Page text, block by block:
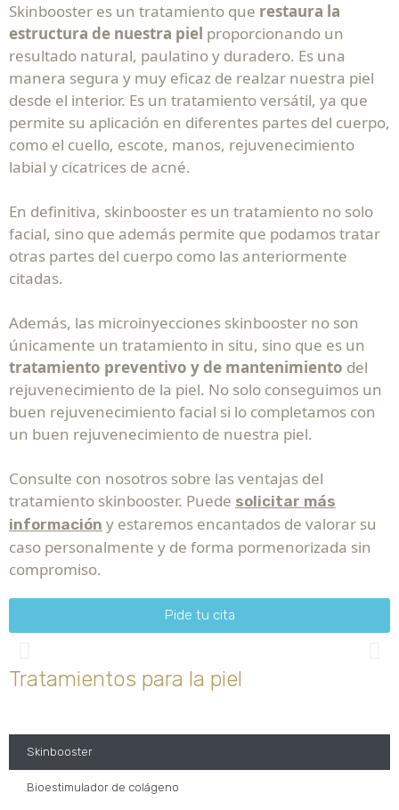
Skinbooster es un tratamiento que restaura la
estructura de nuestra piel proporcionando un
resultado natural, paulatino y duradero. Es una
manera segura y muy eficaz de realzar nuestra piel
desde el interior. Es un tratamiento versátil, ya que
permite su aplicación en diferentes partes del cuerpo,
como el cuello, escote, manos, rejuvenecimiento
labial y cicatrices de acné.
En definitiva, skinbooster es un tratamiento no solo
facial, sino que además permite que podamos tratar
otras partes del cuerpo como las anteriormente
citadas.
Además, las microinyecciones skinbooster no son
únicamente un tratamiento in situ, sino que es un
tratamiento preventivo y de mantenimiento del
rejuvenecimiento de la piel. No solo conseguimos un
buen rejuvenecimiento facial si lo completamos con
un buen rejuvenecimiento de nuestra piel.
Consulte con nosotros sobre las ventajas del
tratamiento skinbooster. Puede solicitar más
información y estaremos encantados de valorar su
caso personalmente y de forma pormenorizada sin
compromiso.
Pide tu cita
Tratamientos para la piel
Skinbooster
Bioestimulador de colágeno